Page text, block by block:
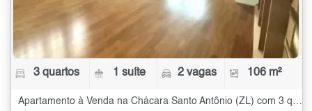
3 quartos 1 suíte 2 vagas 106 m²
Apartamento à Venda na Chácara Santo Antônio (ZL) com 3 quartos - 106 m²